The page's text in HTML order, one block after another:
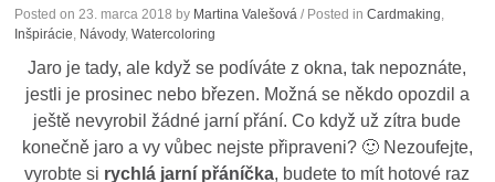
Posted on 23. marca 2018 by Martina Valešová / Posted inCardmaking
Inšpirácie Návody,Watercoloring
Jaro je tady, ale když se podíváte z okna, tak nepoznáte,
jestli je prosinec nebo březen. Možná se někdo opozdil a
ještě nevyrobil žádné jarní přání. Co když už zítra bude
konečně jaro a vy vůbec nejste připraveni? 🙂 Nezoufejte,
vyrobte si rychlá jarní přáníčka, budete to mít hotové raz